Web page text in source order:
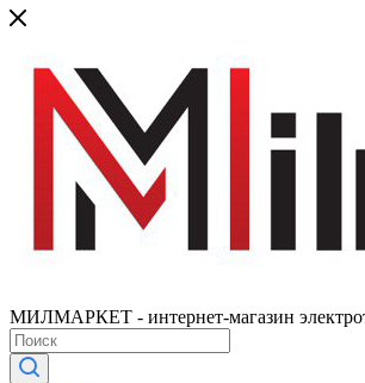
МИЛМАРКЕТ - интернет-магазин